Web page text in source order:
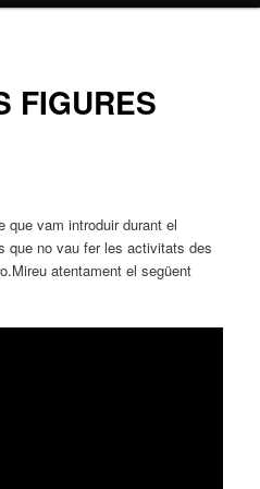
FIGURES
que vam introduir durant el
que no vau fer les activitats des
atentament el següent